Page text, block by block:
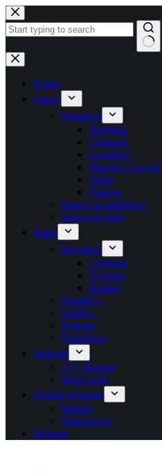
Skip
to
content
No
results
Home
Satovi
Brendovi
Breitling
Chopard
Longines
Maurice Lacroix
Seiko
Citizen
Satovi za muškarce
Satovi za žene
Nakit
Brendovi
Chopard
Ti Sento
Baraka
Naušnice
Ogrlice
Prstenje
Narukvice
Asesoar
S.T. Dupont
Wolf 1834
Poklon program
Blisteri
Poklon bon
Kontakt